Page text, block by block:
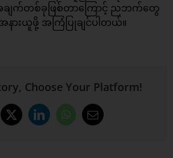
ချက်တစ်ခုဖြစ်တာကြောင့် ညဘက်တွေ
နားယူဖို့ အကြံပြုချင်ပါတယ်။
Choose Your Platform!
X LinkedInWhatsApp
Email